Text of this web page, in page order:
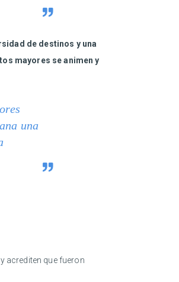
de destinos y una
mayores se animen y
una
, y acrediten que fueron